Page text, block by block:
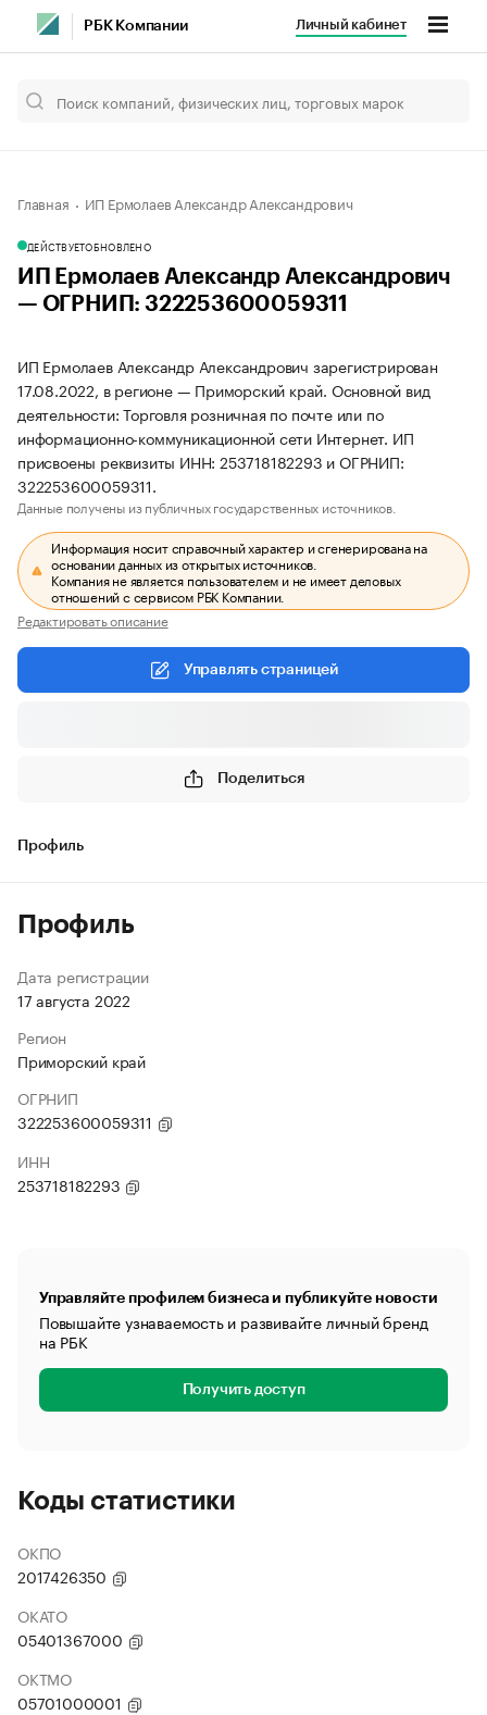
РБК Компании Личный кабинет
Главная ИП Ермолаев Александр Александрович
ДЕЙСТВУЕТОБНОВЛЕНО
ИП Ермолаев Александр Александрович
— ОГРНИП: 322253600059311
ИП Ермолаев Александр Александрович зарегистрирован
17.08.2022, в регионе — Приморский край. Основной вид
деятельности: Торговля розничная по почте или по
информационно-коммуникационной сети Интернет. ИП
присвоены реквизиты ИНН: 253718182293 и ОГРНИП:
322253600059311.
Данные получены из публичных государственных источников.
Информация носит справочный характер и сгенерирована на
основании данных из открытых источников.
Компания не является пользователем и не имеет деловых
отношений с сервисом РБК Компании.
Редактировать описание
Управлять страницей
Поделиться
Профиль
Профиль
Дата регистрации
17 августа 2022
Регион
Приморский край
ОГРНИП
322253600059311
ИНН
253718182293
Управляйте профилем бизнеса и публикуйте новости
Повышайте узнаваемость и развивайте личный бренд
на РБК
Получить доступ
Коды статистики
ОКПО
2017426350
ОКАТО
05401367000
ОКТМО
05701000001